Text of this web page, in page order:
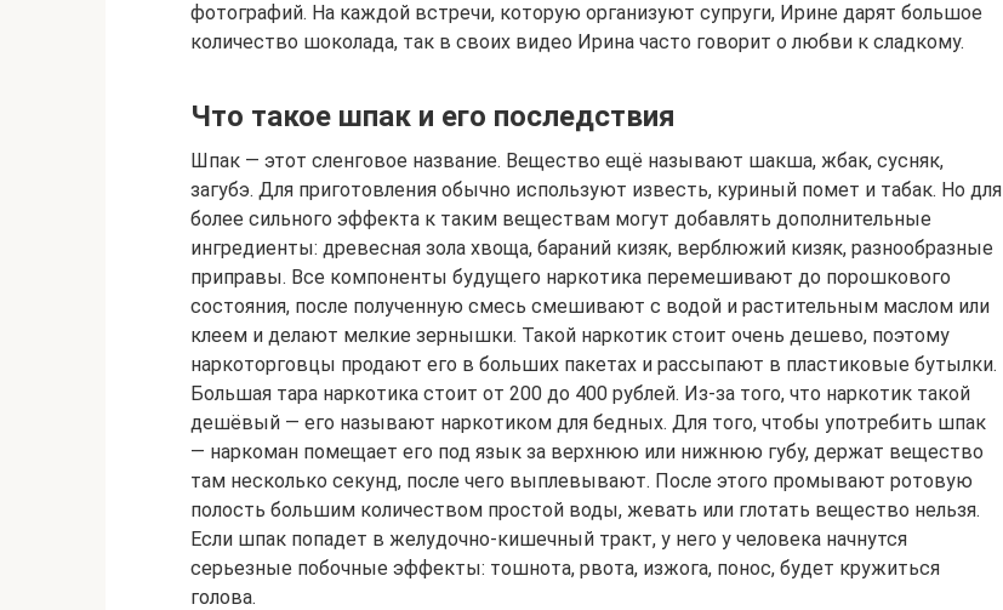
фотографий. На каждой встречи, которую организуют супруги, Ирине дарят большое
количество шоколада, так в своих видео Ирина часто говорит о любви к сладкому.
Что такое шпак и его последствия
Шпак — этот сленговое название. Вещество ещё называют шакша, жбак, сусняк,
загубэ. Для приготовления обычно используют известь, куриный помет и табак. Но для
более сильного эффекта к таким веществам могут добавлять дополнительные
ингредиенты: древесная зола хвоща, бараний кизяк, верблюжий кизяк, разнообразные
приправы. Все компоненты будущего наркотика перемешивают до порошкового
состояния, после полученную смесь смешивают с водой и растительным маслом или
клеем и делают мелкие зернышки. Такой наркотик стоит очень дешево, поэтому
наркоторговцы продают его в больших пакетах и рассыпают в пластиковые бутылки.
Большая тара наркотика стоит от 200 до 400 рублей. Из-за того, что наркотик такой
дешёвый — его называют наркотиком для бедных. Для того, чтобы употребить шпак
— наркоман помещает его под язык за верхнюю или нижнюю губу, держат вещество
там несколько секунд, после чего выплевывают. После этого промывают ротовую
полость большим количеством простой воды, жевать или глотать вещество нельзя.
Если шпак попадет в желудочно-кишечный тракт, у него у человека начнутся
серьезные побочные эффекты: тошнота, рвота, изжога, понос, будет кружиться
голова.